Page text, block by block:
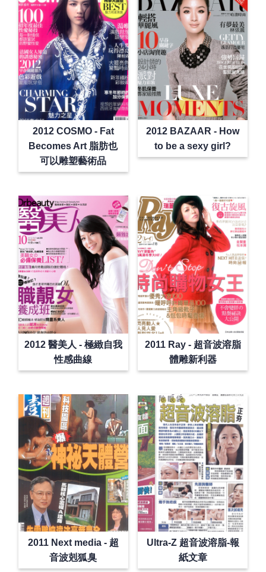
2012 COSMO - Fat
Becomes Art 脂肪也
可以雕塑藝術品
2012 BAZAAR - How
to be a sexy girl?
2012 醫美人 - 極緻自我
性感曲線
2011 Ray - 超音波溶脂
體雕新利器
2011 Next media - 超
音波剋狐臭
Ultra-Z 超音波溶脂-報
紙文章